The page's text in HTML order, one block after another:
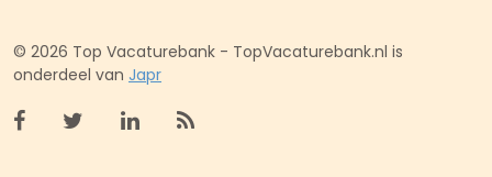
© 2026 Top Vacaturebank - TopVacaturebank.nl is
onderdeel van Japr
Bekijk facebook
Bekijk X (twitter)
Bekijk linkedin
Bekijk rss